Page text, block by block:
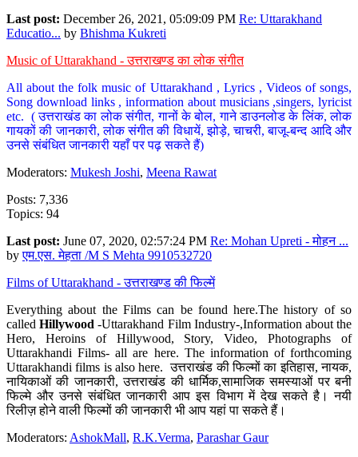
Last post: December 26, 2021, 05:09:09 PM Re: Uttarakhand
Educatio... by Bhishma Kukreti
Music of Uttarakhand - उत्तराखण्ड का लोक संगीत
All about the folk music of Uttarakhand , Lyrics , Videos of songs,
Song download links , information about musicians ,singers, lyricist
etc. ( उत्तराखंड का लोक संगीत, गानों के बोल, गाने डाउनलोड के लिंक, लोक
गायकों की जानकारी, लोक संगीत की विधायें, झोड़े, चाचरी, बाजू-बन्द आदि और
उनसे संबंधित जानकारी यहाँ पर पढ़ सकते हैं)
Moderators: Mukesh Joshi, Meena Rawat
Posts: 7,336
Topics: 94
Last post: June 07, 2020, 02:57:24 PM Re: Mohan Upreti - मोहन ...
byएम.एस. मेहता /M S Mehta 9910532720
Films of Uttarakhand - उत्तराखण्ड की फिल्में
Everything about the Films can be found here.The history of so
calledHillywood-Uttarakhand Film Industry-,Information about the
Hero, Heroins of Hillywood, Story, Video, Photographs of
Uttarakhandi Films- all are here. The information of forthcoming
Uttarakhandi films is also here. उत्तराखंड की फिल्मों का इतिहास, नायक,
नायिकाओं की जानकारी, उत्तराखंड की धार्मिक,सामाजिक समस्याओं पर बनी
फिल्मे और उनसे संबंधित जानकारी आप इस विभाग में देख सकते है। नयी
रिलीज़ होने वाली फिल्मों की जानकारी भी आप यहां पा सकते हैं।
Moderators: AshokMall, R.K.Verma, Parashar Gaur